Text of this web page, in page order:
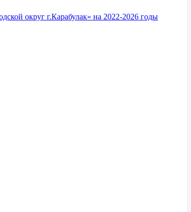
округ г.Карабулак» на 2022-2026 годы